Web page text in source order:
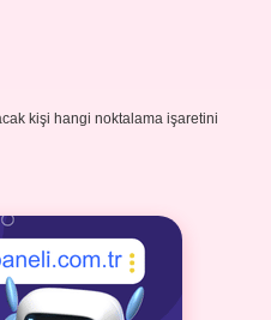
kişi hangi noktalama işaretini